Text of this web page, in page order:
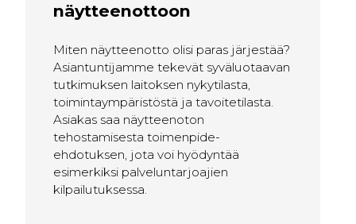
näytteenottoon
Miten näytteenotto olisi paras järjestää?
Asiantuntijamme tekevät syväluotaavan
tutkimuksen laitoksen nykytilasta,
toimintaympäristöstä ja tavoitetilasta.
Asiakas saa näytteenoton
tehostamisesta toimenpide-
ehdotuksen, jota voi hyödyntää
esimerkiksi palveluntarjoajien
kilpailutuksessa.